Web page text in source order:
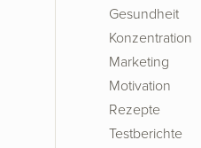
Gesundheit
Konzentration
Marketing
Motivation
Rezepte
Testberichte